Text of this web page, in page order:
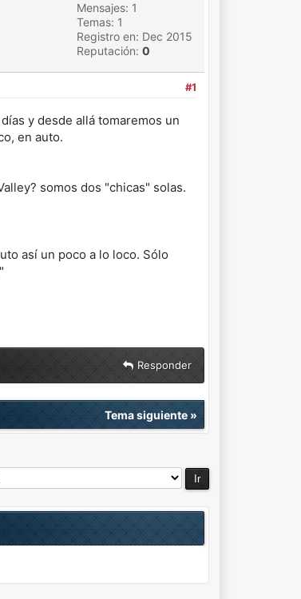
Mensajes: 1
Temas: 1
Registro en: Dec 2015
Reputación: 0
#1
y desde allá tomaremos un
en auto.
somos dos "chicas" solas.
así un poco a lo loco. Sólo
Responder
Tema siguiente»